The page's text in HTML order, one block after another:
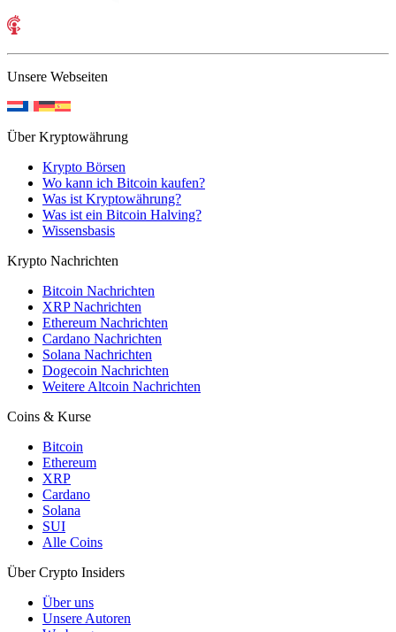
Unsere Webseiten
Über Kryptowährung
Krypto Börsen
Wo kann ich Bitcoin kaufen?
Was ist Kryptowährung?
Was ist ein Bitcoin Halving?
Wissensbasis
Krypto Nachrichten
Bitcoin Nachrichten
XRP Nachrichten
Ethereum Nachrichten
Cardano Nachrichten
Solana Nachrichten
Dogecoin Nachrichten
Weitere Altcoin Nachrichten
Coins & Kurse
Bitcoin
Ethereum
XRP
Cardano
Solana
SUI
Alle Coins
Über Crypto Insiders
Über uns
Unsere Autoren